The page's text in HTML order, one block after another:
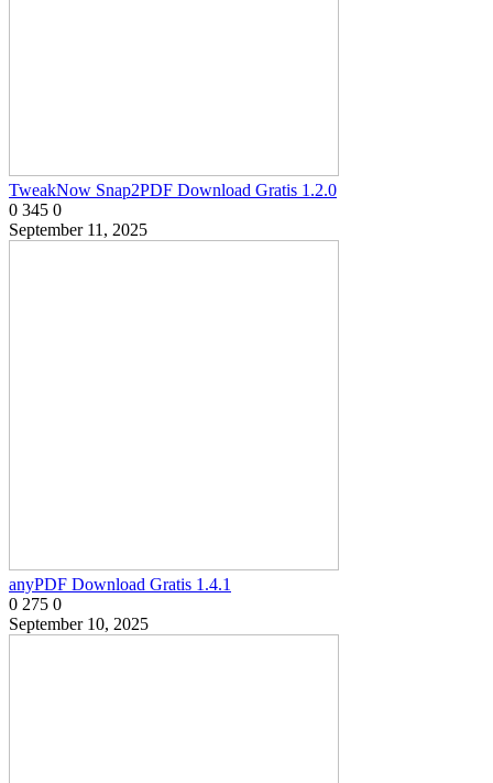
TweakNow Snap2PDF Download Gratis 1.2.0
0 345 0
September 11, 2025
anyPDF Download Gratis 1.4.1
0 275 0
September 10, 2025